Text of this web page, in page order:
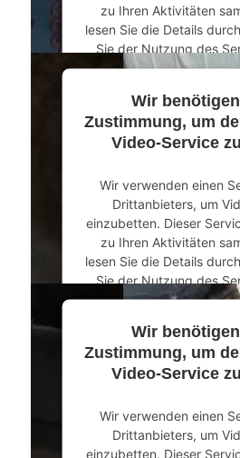
zu Ihren Aktivitäten
lesen Sie die Details
Sie der Nutzung des
dieses Video
Mehr
powered by
Management Platform
Wir
Zustimmung, um
Video-Service
Wir verwenden einen
Drittanbieters, um
einzubetten. Dieser
zu Ihren Aktivitäten
lesen Sie die Details
Sie der Nutzung des
dieses Video
Mehr
powered by
Management Platform
Wir
Zustimmung, um
Video-Service
Wir verwenden einen
Drittanbieters, um
einzubetten. Dieser